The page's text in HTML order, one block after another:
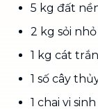
5 kg đất
2 kg sỏi nhỏ
1 kg cát
1 số cây
1 chai vi sinh